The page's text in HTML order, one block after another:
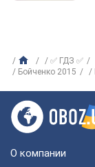
✅ ГДЗ ✅
Бойченко 2015
О компании